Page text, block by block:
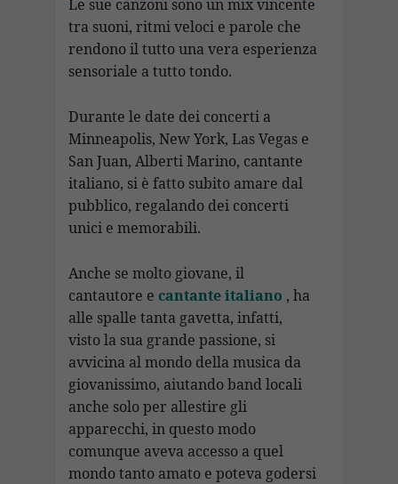
Le sue canzoni sono un mix vincente
tra suoni, ritmi veloci e parole che
rendono il tutto una vera esperienza
sensoriale a tutto tondo.
Durante le date dei concerti a
Minneapolis, New York, Las Vegas e
San Juan, Alberti Marino, cantante
italiano, si è fatto subito amare dal
pubblico, regalando dei concerti
unici e memorabili.
Anche se molto giovane, il
cantautore e cantante italiano , ha
alle spalle tanta gavetta, infatti,
visto la sua grande passione, si
avvicina al mondo della musica da
giovanissimo, aiutando band locali
anche solo per allestire gli
apparecchi, in questo modo
comunque aveva accesso a quel
mondo tanto amato e poteva godersi